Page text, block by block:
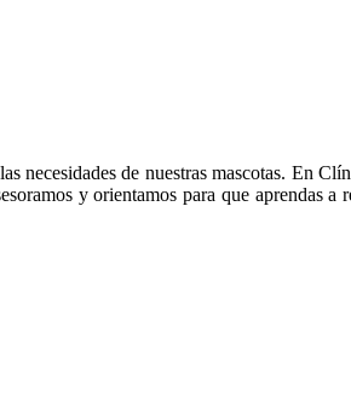
necesidades de nuestras mascotas. En
y orientamos para que aprendas